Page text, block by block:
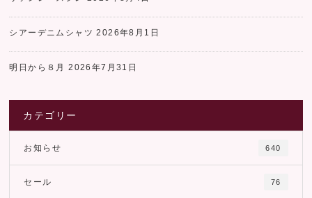
シアーデニムシャツ 2026年8月1日
明日から８月 2026年7月31日
カテゴリー
お知らせ 640
セール 76